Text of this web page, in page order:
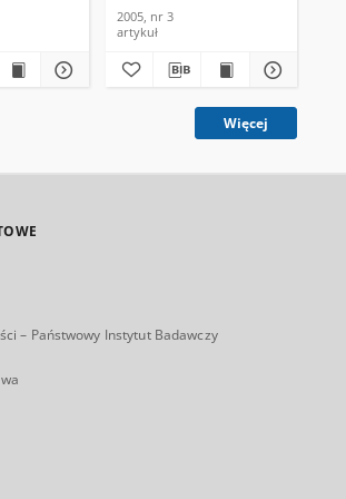
2005, nr 3
artykuł
Więcej
– Państwowy Instytut Badawczy